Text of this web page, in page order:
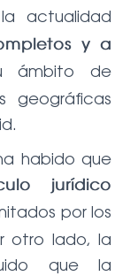
actualidad
y a
ámbito de
geográficas
habido que
jurídico
por los
otro lado, la
que la